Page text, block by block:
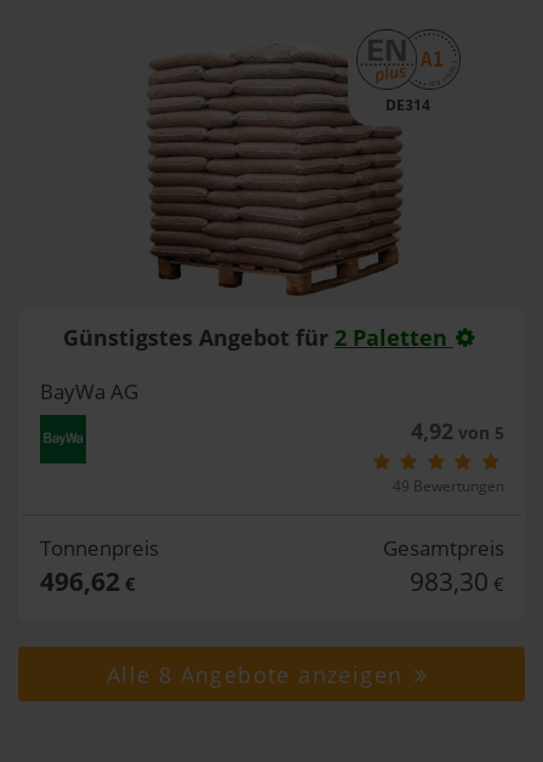
DE314
Günstigstes Angebot für 2 Paletten
BayWa AG
4,92von 5
49 Bewertungen
Tonnenpreis
496,62 €
Gesamtpreis
983,30 €
Alle 8 Angebote anzeigen